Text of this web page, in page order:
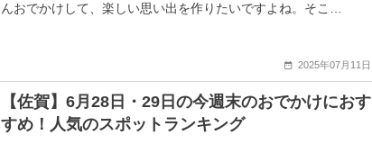
んおでかけして、楽しい思い出を作りたいですよね。そこ…
2025年07月11日
【佐賀】6月28日・29日の今週末のおでかけにおす
すめ！人気のスポットランキング